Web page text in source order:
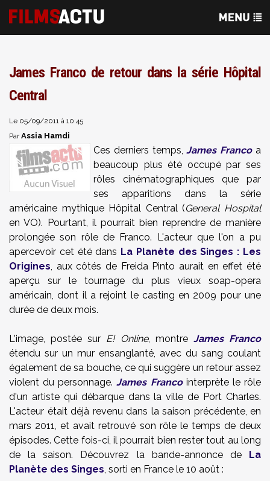
James Franco de retour dans la série Hôpital
Central
Le 05/09/2011 à 10:45
ParAssia Hamdi
Ces derniers temps,James Francoa
beaucoup plus été occupé par ses
rôles cinématographiques que par
ses apparitions dans la série
américaine mythique Hôpital Central (General Hospital
en VO). Pourtant, il pourrait bien reprendre de manière
prolongée son rôle de Franco. L'acteur que l'on a pu
apercevoir cet été dans La Planète des Singes : Les
Origines, aux côtés de Freida Pinto aurait en effet été
aperçu sur le tournage du plus vieux soap-opera
américain, dont il a rejoint le casting en 2009 pour une
durée de deux mois.
L'image, postée sur E! Online, montre James Franco
étendu sur un mur ensanglanté, avec du sang coulant
également de sa bouche, ce qui suggère un retour assez
violent du personnage.James Francointerprète le rôle
d'un artiste qui débarque dans la ville de Port Charles.
L'acteur était déjà revenu dans la saison précédente, en
mars 2011, et avait retrouvé son rôle le temps de deux
épisodes. Cette fois-ci, il pourrait bien rester tout au long
de la saison. Découvrez la bande-annonce de La
Planète des Singes, sorti en France le 10 août :